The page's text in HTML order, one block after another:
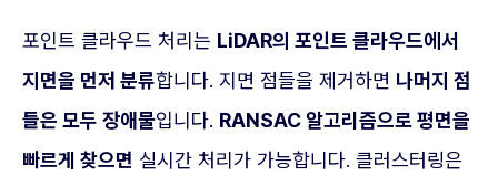
포인트 클라우드 처리는 LiDAR의 포인트 클라우드에서
지면을 먼저 분류합니다. 지면 점들을 제거하면 나머지 점
들은 모두 장애물입니다. RANSAC 알고리즘으로 평면을
빠르게 찾으면 실시간 처리가 가능합니다. 클러스터링은